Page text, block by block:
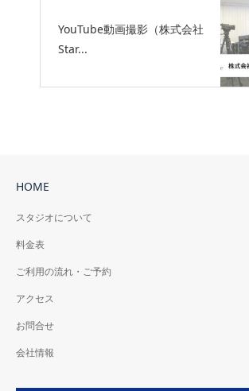
YouTube動画撮影（株式会社
Star...
HOME
スタジオについて
料金表
ご利用の流れ・ご予約
アクセス
お問合せ
会社情報